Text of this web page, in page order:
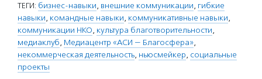
ТЕГИ: бизнес-навыки, внешние коммуникации, гибкие
навыки, командные навыки, коммуникативные навыки,
коммуникации НКО, культура благотворительности,
медиаклуб, Медиацентр «АСИ — Благосфера»,
некоммерческая деятельность, ньюсмейкер, социальные
проекты